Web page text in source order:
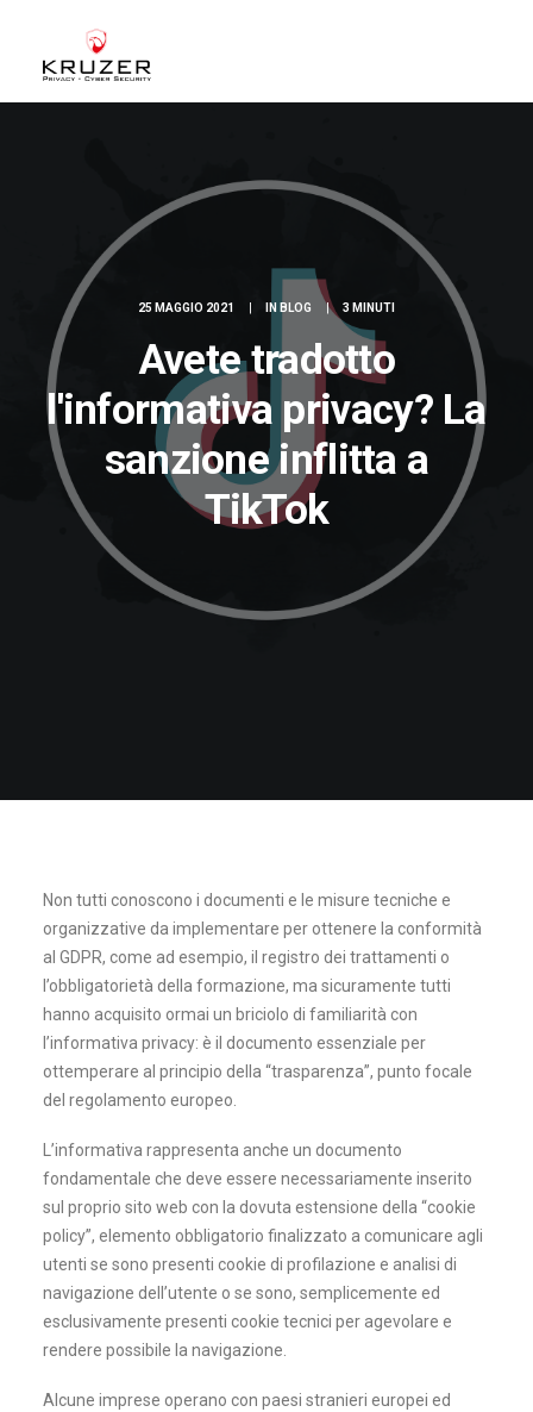
A CHI CI RIVOLGIAMO
BLOG
CASE STUDIES
WHITE PAPERS
CONTATTI
ACCEDI
25 MAGGIO 2021 IN BLOG | 3 MINUTI
Avete tradotto
l'informativa privacy? La
sanzione inflitta a
TikTok
Non tutti conoscono i documenti e le misure tecniche e
organizzative da implementare per ottenere la conformità
al GDPR, come ad esempio, il registro dei trattamenti o
l’obbligatorietà della formazione, ma sicuramente tutti
hanno acquisito ormai un briciolo di familiarità con
l’informativa privacy: è il documento essenziale per
ottemperare al principio della “trasparenza”, punto focale
del regolamento europeo.
L’informativa rappresenta anche un documento
fondamentale che deve essere necessariamente inserito
sul proprio sito web con la dovuta estensione della “cookie
policy”, elemento obbligatorio finalizzato a comunicare agli
utenti se sono presenti cookie di profilazione e analisi di
navigazione dell’utente o se sono, semplicemente ed
esclusivamente presenti cookie tecnici per agevolare e
rendere possibile la navigazione.
Alcune imprese operano con paesi stranieri europei ed